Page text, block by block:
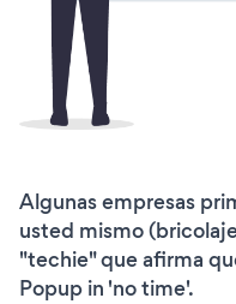
Algunas empresas
usted mismo
"techie" que afirma
Popup in 'no time'.